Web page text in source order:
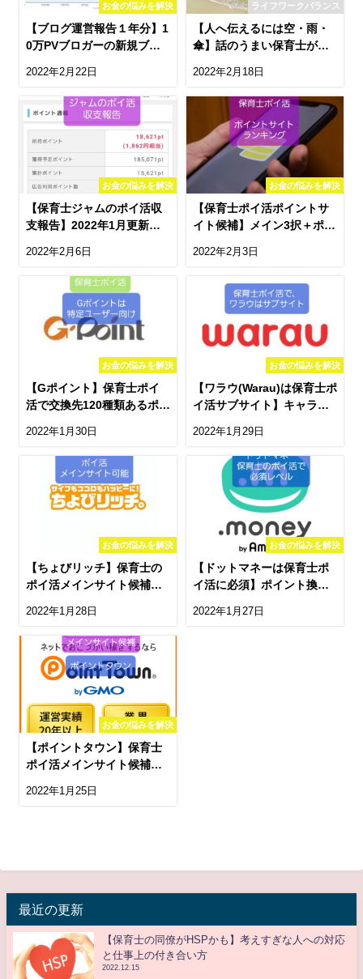
お金の悩みを解決
【ブログ運営報告１年分】1
0万PVブロガーの新規ブロ
2022年2月22日
ライフワークバランス
【人へ伝えるには空・雨・
傘】話のうまい保育士が全
2022年2月18日
お金の悩みを解決
【保育士ジャムのポイ活収
支報告】2022年1月更新〜
2022年2月6日
お金の悩みを解決
【保育士ポイ活ポイントサ
イト候補】メイン3択＋ポイ
2022年2月3日
お金の悩みを解決
【Gポイント】保育士ポイ
活で交換先120種類あるポイ
2022年1月30日
お金の悩みを解決
【ワラウ(Warau)は保育士ポ
イ活サブサイト】キャラが
2022年1月29日
お金の悩みを解決
【ちょびリッチ】保育士の
ポイ活メインサイト候補、
2022年1月28日
お金の悩みを解決
【ドットマネーは保育士ポ
イ活に必須】ポイント換金
2022年1月27日
お金の悩みを解決
【ポイントタウン】保育士
ポイ活メインサイト候補、
2022年1月25日
最近の更新
【保育士の同僚がHSPかも】考えすぎな人への対応
と仕事上の付き合い方
2022.12.15